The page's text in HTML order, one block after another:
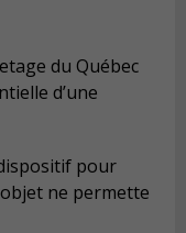
du Québec
d’une
pour
ne permette